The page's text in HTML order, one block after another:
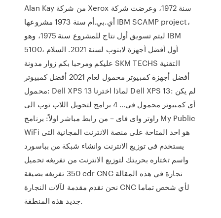
Alan Kay من شركة Xerox سنة 1972، وعرضت شركة
أي.بي.أم سنة 1973 مشروعها IBM SCAMP project،
ليتم تسويق أول نتاج للمشروع سنة 1975، وهو IBM
5100، أول أفضل أجهزة لابتوب لسنة 2021. السلام
عليكم ومرحبا بكم زوار مدونة SKM TECHS التقنية
أفضل أجهزة كمبيوتر محمول لعام 2021 أفضل كمبيوتر
محمول: Dell XPS 13 لماذا اخترنا Dell XPS 13: لم يكن
أي كمبيوتر محمول في… 4 برامج لتحويل اللاب توب الى
راوتر واى فاى – من رابط مباشر اولاً: برنامج My Public
WiFi هو احد المتاحة على منصة الانترنت المجانية التى
يستخدم فى توزيع الانترنت وانشاء شبكة من بباسورد
واسم تختاره بحريتك لتوزيع الانترنت من تفريغه تحميل
350 تفريغه بصيغة cdr CNC نجارة في هذه المقالة
نحن نقدم مقدمة لآلات النجارة CNC لأي شخص تماما
جديد هذه المنطقة.